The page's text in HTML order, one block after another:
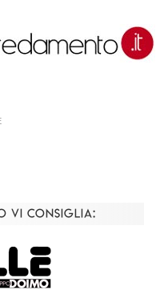
vi consiglia: